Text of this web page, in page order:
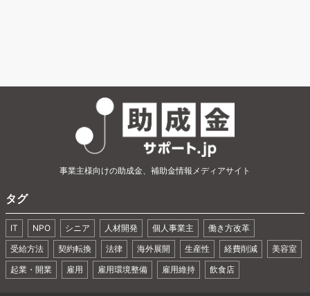
事業主様向けの助成金、補助金情報メディアサイト
タグ
IT NPO シニア 人材開発 個人事業主
働き方改革
受給方法
契約転換 法律 海外展開 生産性 経費削減
美容室
起業・開業
雇用 雇用環境整備 雇用維持 飲食店